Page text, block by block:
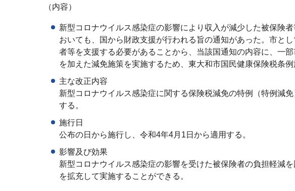
（内容）
新型コロナウイルス感染症の影響により収入が減少した被保険
おいても、国から財政支援が行われる旨の通知があった。市と
者等を支援する必要があることから、当該国通知の内容に、一
を加えた減免施策を実施するため、東大和市国民健康保険税条
主な改正内容
新型コロナウイルス感染症に関する保険税減免の特例（特例減
する。
施行日
公布の日から施行し、令和4年4月1日から適用する。
影響及び効果
新型コロナウイルス感染症の影響を受けた被保険者の負担軽減
を拡充して実施することができる。